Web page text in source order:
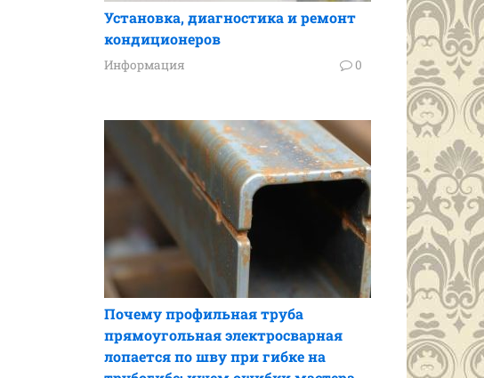
Установка, диагностика и ремонт
кондиционеров
Информация 0
Почему профильная труба
прямоугольная электросварная
лопается по шву при гибке на